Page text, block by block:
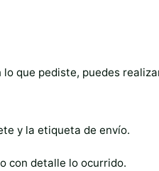
que pediste, puedes
y la etiqueta de envío.
con detalle lo ocurrido.